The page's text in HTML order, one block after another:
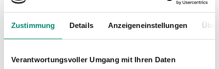
Zustimmung Details Anzeigeneinstellungen
Verantwortungsvoller Umgang mit Ihren Daten